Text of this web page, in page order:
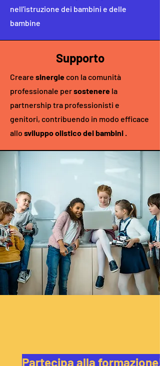
nell'istruzione dei bambini e delle
bambine
Supporto
Creare sinergie con la comunità
professionale persostenere la
partnership tra professionisti e
genitori, contribuendo in modo efficace
allo sviluppo olistico dei bambini .
Partecipa alla formazione!